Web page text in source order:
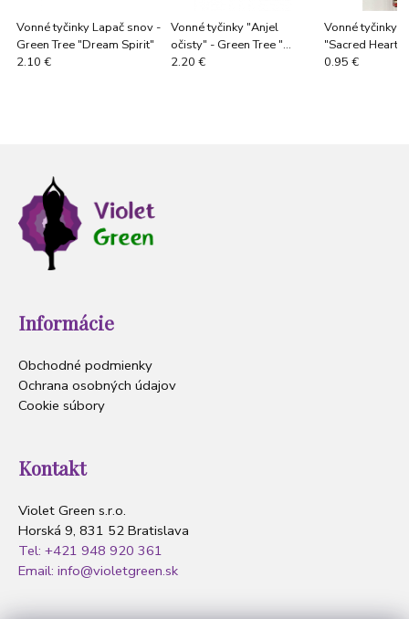
Vonné tyčinky Lapač snov -
Green Tree "Dream Spirit"
2.10 €
Vonné tyčinky "Anjel
očisty" - Green Tree "
Angel Cleansing"
2.20 €
Vonné tyčinky
"Sacred Heart
0.95 €
Informácie
Obchodné podmienky
Ochrana osobných údajov
Cookie súbory
Kontakt
Violet Green s.r.o.
Horská 9, 831 52 Bratislava
Tel: +421 948 920 361
Email: info@violetgreen.sk